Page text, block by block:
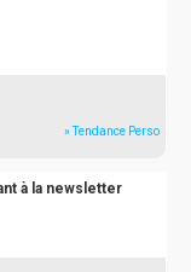
» Tendance Perso
à la newsletter